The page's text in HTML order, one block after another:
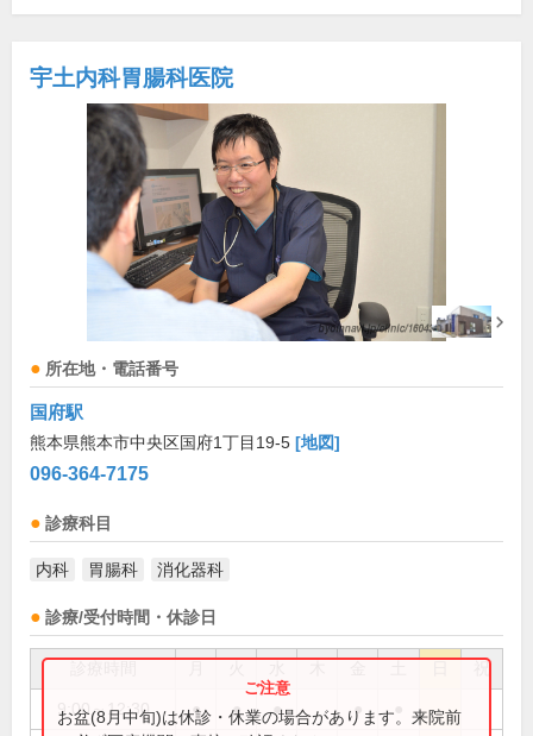
宇土内科胃腸科医院
所在地・電話番号
国府駅
熊本県熊本市中央区国府1丁目19-5 [地図]
096-364-7175
診療科目
内科 胃腸科 消化器科
診療/受付時間・休診日
祝
9:00～12:30 ● ● ● ●
お盆(8月中旬)は休診・休業の場合があります。来院前